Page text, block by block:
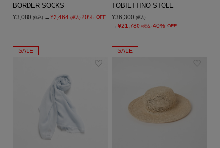
BORDER SOCKS
¥3,080 (税込) →¥2,464 (税込) 20% OFF
TOBIETTINO STOLE
¥36,300 (税込)
→¥21,780 (税込) 40% OFF
SALE SALE